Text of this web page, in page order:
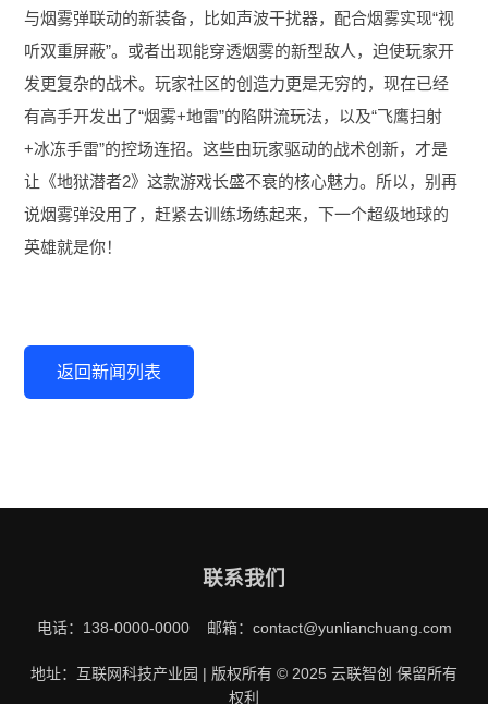
与烟雾弹联动的新装备，比如声波干扰器，配合烟雾实现“视
听双重屏蔽”。或者出现能穿透烟雾的新型敌人，迫使玩家开
发更复杂的战术。玩家社区的创造力更是无穷的，现在已经
有高手开发出了“烟雾+地雷”的陷阱流玩法，以及“飞鹰扫射
+冰冻手雷”的控场连招。这些由玩家驱动的战术创新，才是
让《地狱潜者2》这款游戏长盛不衰的核心魅力。所以，别再
说烟雾弹没用了，赶紧去训练场练起来，下一个超级地球的
英雄就是你！
返回新闻列表
联系我们
电话：138-0000-0000 邮箱：contact@yunlianchuang.com
地址：互联网科技产业园 | 版权所有 © 2025 云联智创 保留所有
权利